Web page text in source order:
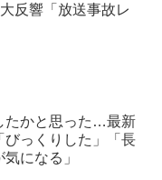
反響「放送事故レ
たかと思った…最新
びっくりした」「長
になる」